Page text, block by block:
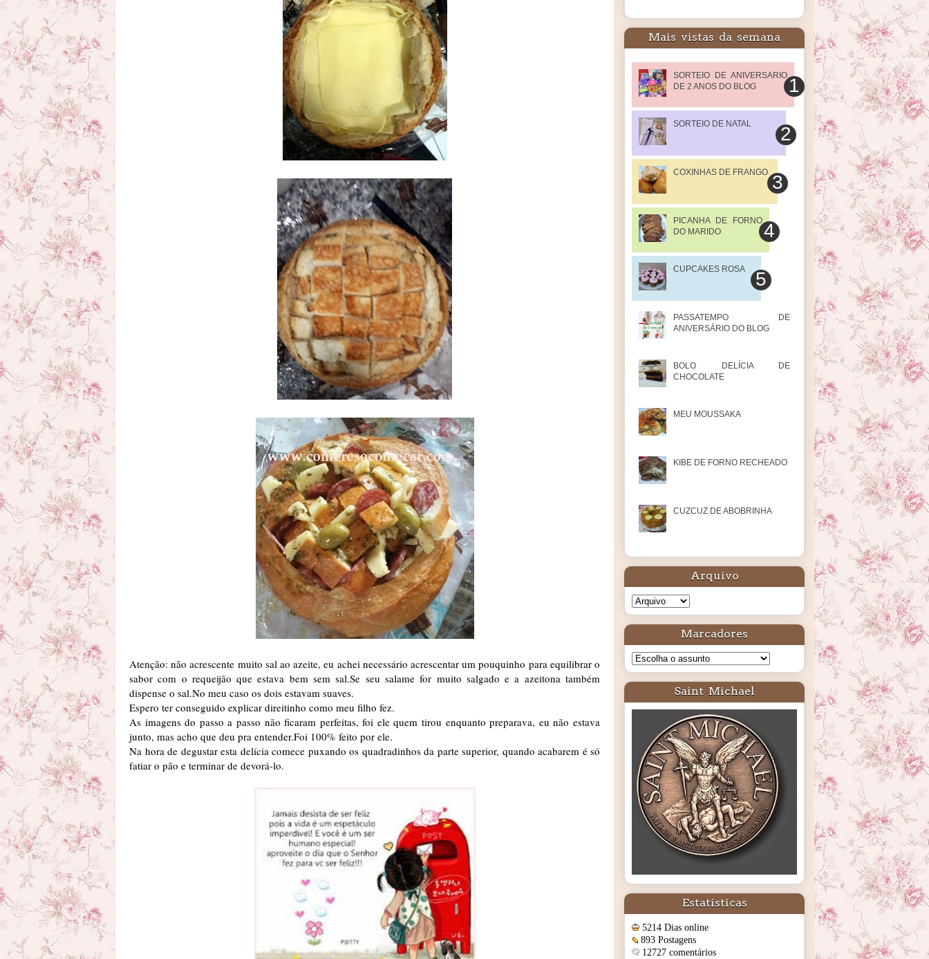
Atenção: não acrescente muito sal ao azeite, eu achei necessário acrescentar um pouquinho para equilibrar o
sabor com o requeijão que estava bem sem sal.Se seu salame for muito salgado e a azeitona também
dispense o sal.No meu caso os dois estavam suaves.
Espero ter conseguido explicar direitinho como meu filho fez.
As imagens do passo a passo não ficaram perfeitas, foi ele quem tirou enquanto preparava, eu não estava
junto, mas acho que deu pra entender.Foi 100% feito por ele.
Na hora de degustar esta delícia comece puxando os quadradinhos da parte superior, quando acabarem é só
fatiar o pão e terminar de devorá-lo.
Mais vistas da semana
SORTEIO DE ANIVERSARIO
DE 2 ANOS DO BLOG
SORTEIO DE NATAL
COXINHAS DE FRANGO
PICANHA DE FORNO
DO MARIDO
CUPCAKES ROSA
PASSATEMPO DE
ANIVERSÁRIO DO BLOG
BOLO DELÍCIA DE
CHOCOLATE
MEU MOUSSAKA
KIBE DE FORNO RECHEADO
CUZCUZ DE ABOBRINHA
Arquivo
Marcadores
Saint Michael
Estatísticas
5214 Dias online
893 Postagens
12727 comentários